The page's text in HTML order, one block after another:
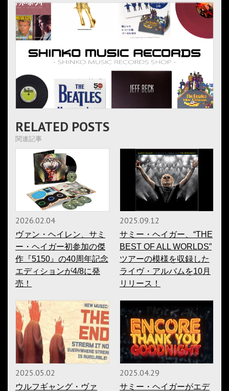
RELATED POSTS
関連記事
2026.02.04
ヴァン・ヘイレン、サミ
ー・ヘイガー初参加の傑
作『5150』の40周年記念
エディションが4/8に発
売！
2025.09.12
サミー・ヘイガー、“THE
BEST OF ALL WORLDS”
ツアーの模様を収録した
ライヴ・アルバムを10月
リリース！
2025.05.02
ウルフギャング・ヴァ
2025.04.29
サミー・ヘイガーがエデ